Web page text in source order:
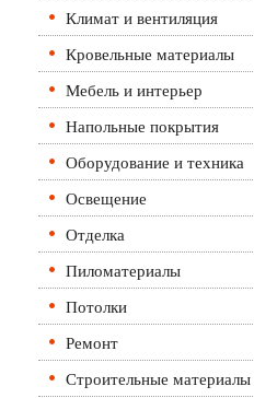
Климат и вентиляция
Кровельные материалы
Мебель и интерьер
Напольные покрытия
Оборудование и техника
Освещение
Отделка
Пиломатериалы
Потолки
Ремонт
Строительные материалы